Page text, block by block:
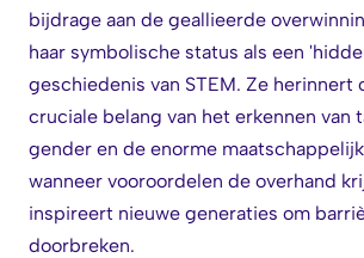
bijdrage aan de geallieerde
haar symbolische status als een
geschiedenis van STEM. Ze herinnert
cruciale belang van het erkennen van
gender en de enorme
wanneer vooroordelen de overhand
inspireert nieuwe generaties om
doorbreken.